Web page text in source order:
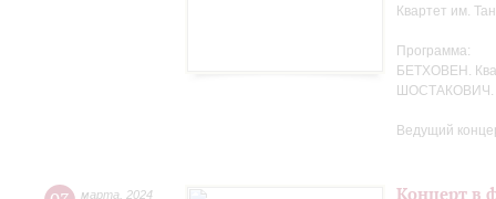
Квартет им.
Программа:
БЕТХОВЕН.
ШОСТАКОВИЧ.
Ведущий
марта 2024 Концерт в